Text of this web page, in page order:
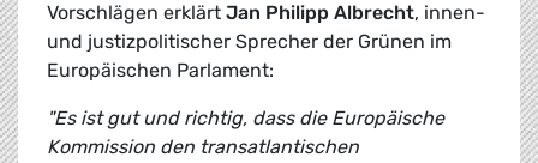
Vorschlägen erklärt Jan Philipp Albrecht, innen-
und justizpolitischer Sprecher der Grünen im
Europäischen Parlament:
"Es ist gut und richtig, dass die Europäische
Kommission den transatlantischen